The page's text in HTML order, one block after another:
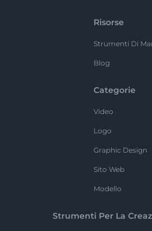
Risorse
Strumenti Di
Blog
Categorie
Video
Logo
Graphic Design
Sito Web
Modello
Strumenti Per La